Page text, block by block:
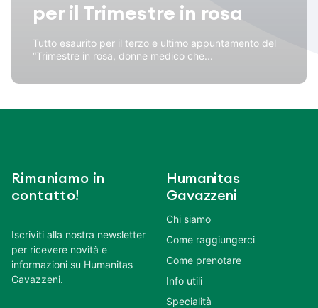
per il Trimestre in rosa
Tutto esaurito per il terzo e ultimo appuntamento del
“Trimestre in rosa, donne medico che...
Rimaniamo in
contatto!
Iscriviti alla nostra newsletter
per ricevere novità e
informazioni su Humanitas
Gavazzeni.
Humanitas
Gavazzeni
Chi siamo
Come raggiungerci
Come prenotare
Info utili
Specialità